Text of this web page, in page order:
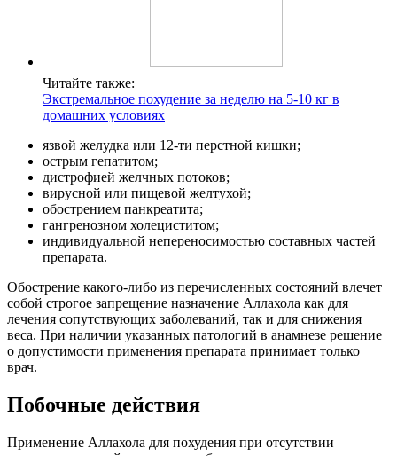
Читайте также:
Экстремальное похудение за неделю на 5-10 кг в
домашних условиях
язвой желудка или 12-ти перстной кишки;
острым гепатитом;
дистрофией желчных потоков;
вирусной или пищевой желтухой;
обострением панкреатита;
гангренозном холециститом;
индивидуальной непереносимостью составных частей
препарата.
Обострение какого-либо из перечисленных состояний влечет
собой строгое запрещение назначение Аллахола как для
лечения сопутствующих заболеваний, так и для снижения
веса. При наличии указанных патологий в анамнезе решение
о допустимости применения препарата принимает только
врач.
Побочные действия
Применение Аллахола для похудения при отсутствии